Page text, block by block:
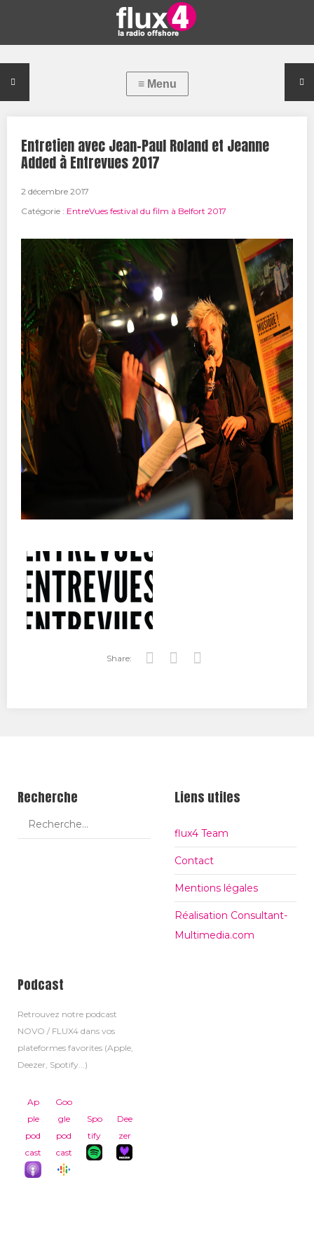
Entretien avec Jean-Paul Roland et Jeanne
Added à Entrevues 2017
2 décembre 2017
Catégorie : EntreVues festival du film à Belfort 2017
Share:
Recherche Liens utiles
flux4 Team
Contact
Mentions légales
Réalisation Consultant-
Multimedia.com
Podcast
Retrouvez notre podcast
NOVO / FLUX4 dans vos
plateformes favorites (Apple,
Deezer, Spotify...)
Ap
ple
pod
cast
Goo
gle
pod
cast
Spo
tify
Dee
zer